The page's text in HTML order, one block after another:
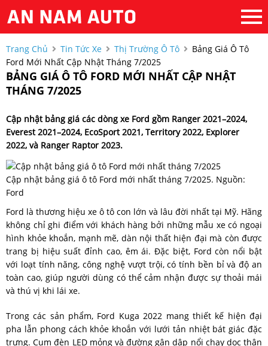
Trang Chủ Tin Tức Xe Thị Trường Ô Tô
Bảng Giá Ô Tô
Ford Mới Nhất Cập Nhật Tháng 7/2025
BẢNG GIÁ Ô TÔ FORD MỚI NHẤT CẬP NHẬT
THÁNG 7/2025
Cập nhật bảng giá các dòng xe Ford gồm Ranger 2021–2024,
Everest 2021–2024, EcoSport 2021, Territory 2022, Explorer
2022, và Ranger Raptor 2023.
Cập nhật bảng giá ô tô Ford mới nhất tháng 7/2025. Nguồn:
Ford
Ford là thương hiệu xe ô tô con lớn và lâu đời nhất tại Mỹ. Hãng
không chỉ ghi điểm với khách hàng bởi những mẫu xe có ngoại
hình khỏe khoắn, mạnh mẽ, dàn nội thất hiện đại mà còn được
trang bị hiệu suất đỉnh cao, êm ái. Đặc biệt, Ford còn nổi bật
với loạt tính năng, công nghệ vượt trội, có tính bền bỉ và độ an
toàn cao, giúp người dùng có thể cảm nhận được sự thoải mái
và thú vị khi lái xe.
Trong các sản phẩm, Ford Kuga 2022 mang thiết kế hiện đại
pha lẫn phong cách khỏe khoắn với lưới tản nhiệt bát giác đặc
trưng. Cụm đèn LED mỏng và đường gân dập nổi chạy dọc thân